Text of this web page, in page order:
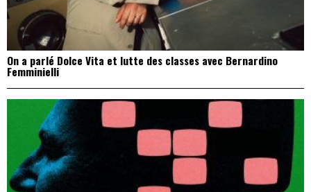
On a parlé Dolce Vita et lutte des classes avec Bernardino
Femminielli